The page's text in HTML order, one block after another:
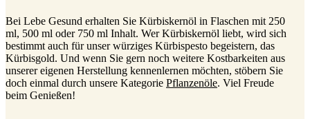
Bei Lebe Gesund erhalten Sie Kürbiskernöl in Flaschen mit 250
ml, 500 ml oder 750 ml Inhalt. Wer Kürbiskernöl liebt, wird sich
bestimmt auch für unser würziges Kürbispesto begeistern, das
Kürbisgold. Und wenn Sie gern noch weitere Kostbarkeiten aus
unserer eigenen Herstellung kennenlernen möchten, stöbern Sie
doch einmal durch unsere Kategorie Pflanzenöle. Viel Freude
beim Genießen!